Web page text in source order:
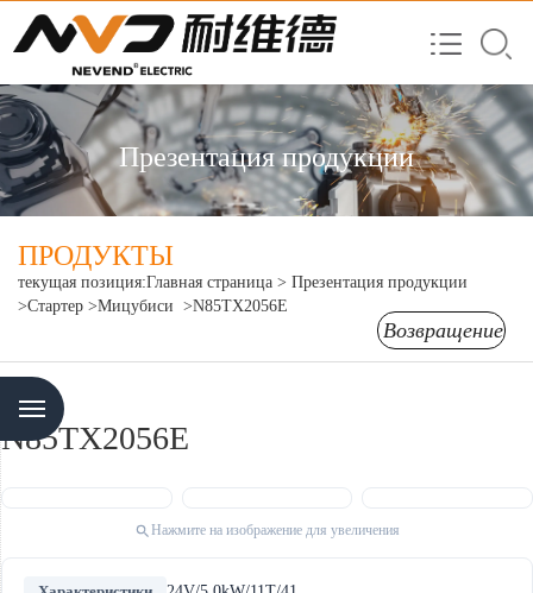
Презентация продукции
ПРОДУКТЫ
текущая позиция:Главная страница > Презентация продукции
>Стартер >Мицубиси >N85TX2056E
Возвращение
N85TX2056E
Нажмите на изображение для увеличения